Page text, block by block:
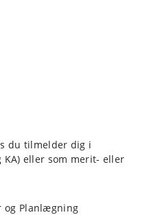
du tilmelder dig i
eller som merit- eller
og Planlægning